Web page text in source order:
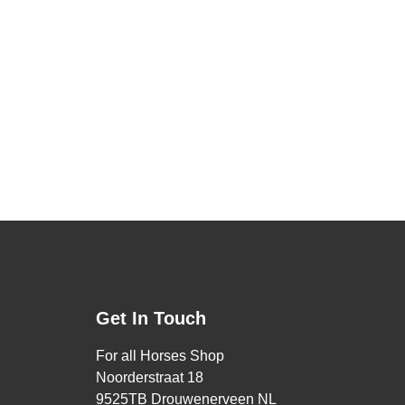
Get In Touch
For all Horses Shop
Noorderstraat 18
9525TB Drouwenerveen NL